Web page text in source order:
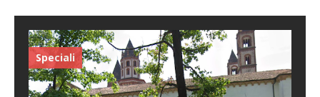
Speciali